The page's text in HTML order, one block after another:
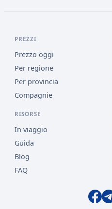
PREZZI
Prezzo oggi
Per regione
Per provincia
Compagnie
RISORSE
In viaggio
Guida
Blog
FAQ